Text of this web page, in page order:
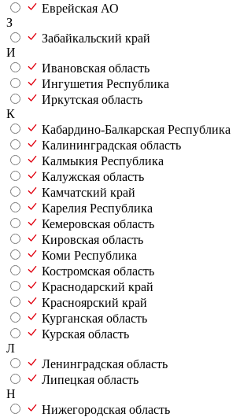
Еврейская АО
З
Забайкальский край
И
Ивановская область
Ингушетия Республика
Иркутская область
К
Кабардино-Балкарская Республика
Калининградская область
Калмыкия Республика
Калужская область
Камчатский край
Карелия Республика
Кемеровская область
Кировская область
Коми Республика
Костромская область
Краснодарский край
Красноярский край
Курганская область
Курская область
Л
Ленинградская область
Липецкая область
Н
Нижегородская область